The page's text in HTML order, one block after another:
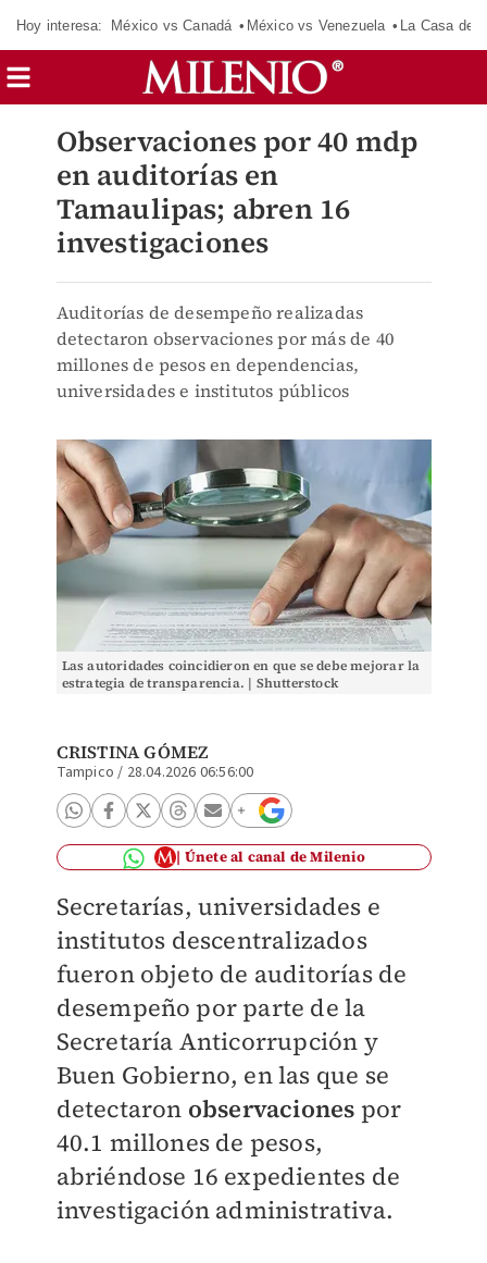
Hoy interesa: México vs Canadá México vs Venezuela La Casa de
Observaciones por 40 mdp
en auditorías en
Tamaulipas; abren 16
investigaciones
Auditorías de desempeño realizadas
detectaron observaciones por más de 40
millones de pesos en dependencias,
universidades e institutos públicos
Las autoridades coincidieron en que se debe mejorar la
estrategia de transparencia. | Shutterstock
CRISTINA GÓMEZ
Tampico / 28.04.2026 06:56:00
Únete al canal de Milenio
Secretarías, universidades e
institutos descentralizados
fueron objeto de auditorías de
desempeño por parte de la
Secretaría Anticorrupción y
Buen Gobierno, en las que se
detectaron observaciones por
40.1 millones de pesos,
abriéndose 16 expedientes de
investigación administrativa.